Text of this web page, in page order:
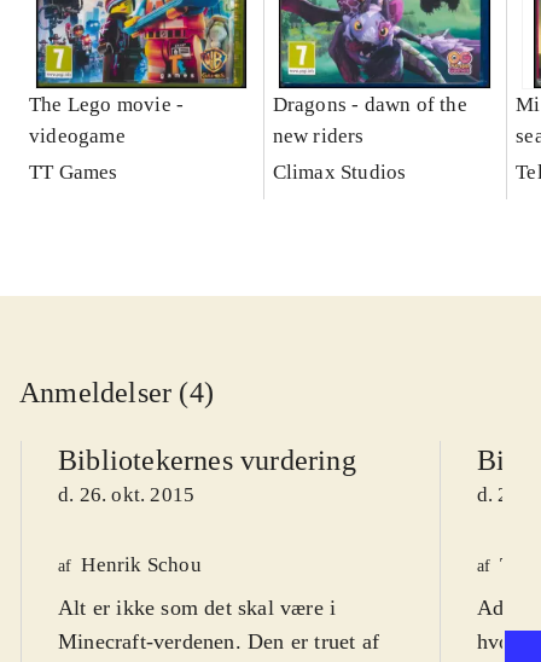
The Lego movie -
videogame
TT Games
Dragons - dawn of the
new riders
Climax Studios
Anmeldelser (4)
Bibliotekernes vurdering
d. 26. okt. 2015
af Henrik Schou
Alt er ikke som det skal være i
Minecraft-verdenen. Den er truet af
d. 26.
af
hvor